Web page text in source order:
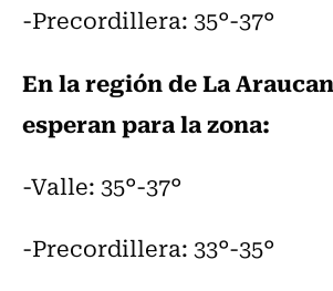
-Precordillera: 35°-37°
En la región de La
esperan para la zona:
-Valle: 35°-37°
-Precordillera: 33°-35°